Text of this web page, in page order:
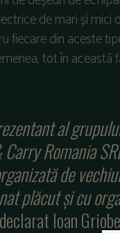
de mari și
fiecare din aceste
tot în
al
Romania
de
plăcut și cu
Ioan